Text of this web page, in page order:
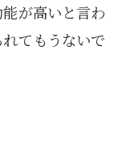
が高いと言わ
てもうないで